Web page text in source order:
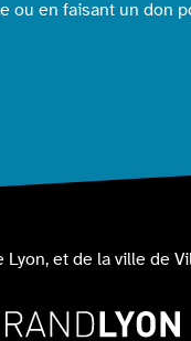
ou en faisant un don
et de la ville de